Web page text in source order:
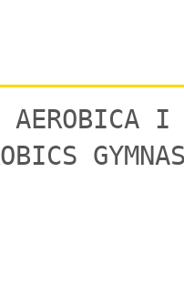
AEROBICA I